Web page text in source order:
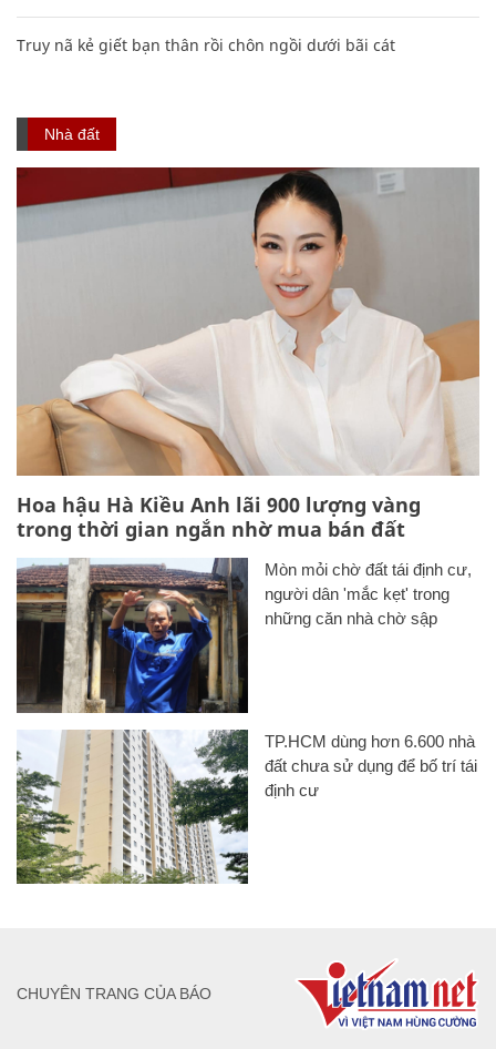
Truy nã kẻ giết bạn thân rồi chôn ngồi dưới bãi cát
Nhà đất
Hoa hậu Hà Kiều Anh lãi 900 lượng vàng
trong thời gian ngắn nhờ mua bán đất
Mòn mỏi chờ đất tái định cư,
người dân 'mắc kẹt' trong
những căn nhà chờ sập
TP.HCM dùng hơn 6.600 nhà
đất chưa sử dụng để bố trí tái
định cư
CHUYÊN TRANG CỦA BÁO